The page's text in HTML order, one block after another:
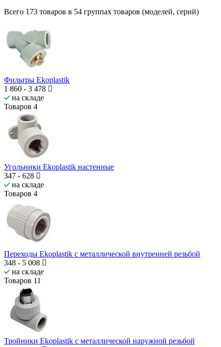
Всего 173 товаров в 54 группах товаров (моделей, серий)
Фильтры Ekoplastik
1 860 - 3 478
на складе
Товаров 4
Угольники Ekoplastik настенные
347 - 628
на складе
Товаров 4
Переходы Ekoplastik с металлической внутренней резьбой
348 - 5 008
на складе
Товаров 11
Тройники Ekoplastik с металлической наружной резьбой